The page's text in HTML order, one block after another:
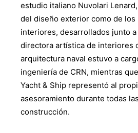
estudio italiano Nuvolari
del diseño exterior como de los
interiores, desarrollados junto a
directora artística de interiores
arquitectura naval estuvo a
ingeniería de CRN, mientras
Yacht & Ship representó al
asesoramiento durante todas
construcción.